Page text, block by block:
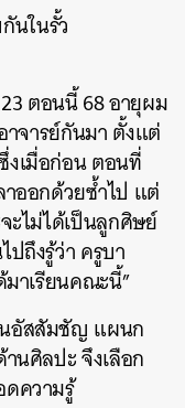
นในรั้ว
ตอนนี้ 68 อายุผม
าจารย์กันมา ตั้งแต่
เมื่อก่อน ตอนที่
ออกด้วยซ้ำไป แต่
ะไม่ได้เป็นลูกศิษย์
ถึงรู้ว่า ครูบา
มาเรียนคณะนี้”
นอัสสัมชัญ แผนก
นศิลปะ จึงเลือก
ความรู้